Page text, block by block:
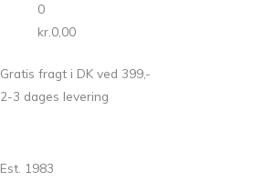
0
kr. 0,00
Gratis fragt i DK ved 399,-
2-3 dages levering
Est. 1983